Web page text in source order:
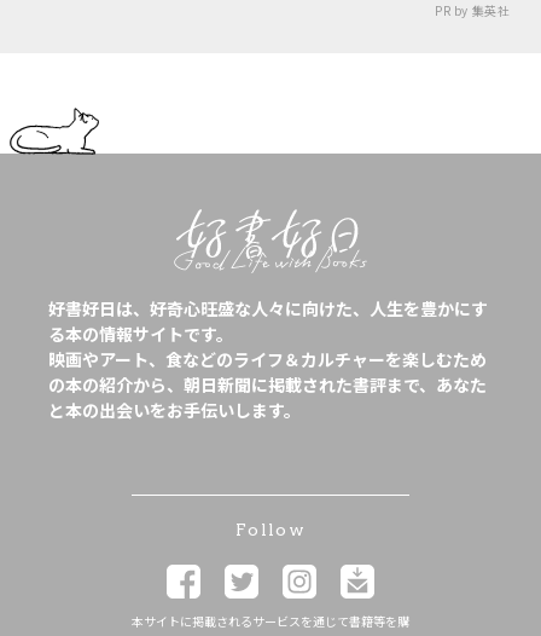
PR by 集英社
好書好日は、好奇心旺盛な人々に向けた、人生を豊かにす
る本の情報サイトです。
映画やアート、食などのライフ＆カルチャーを楽しむため
の本の紹介から、朝日新聞に掲載された書評まで、あなた
と本の出会いをお手伝いします。
Follow
本サイトに掲載されるサービスを通じて書籍等を購